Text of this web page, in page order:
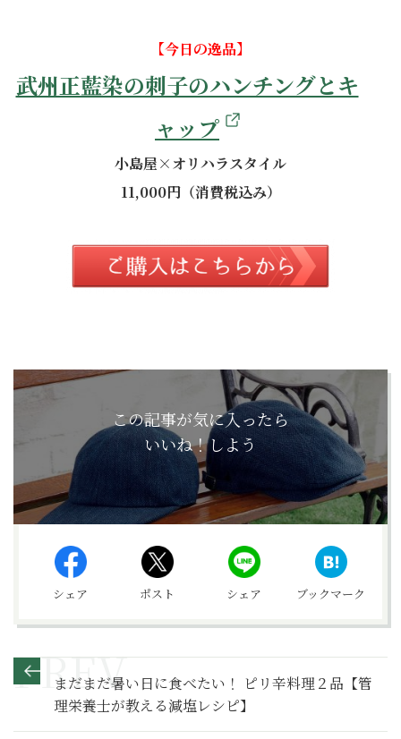
【今日の逸品】
武州正藍染の刺子のハンチングとキ
ャップ
小島屋×オリハラスタイル
11,000円（消費税込み）
この記事が気に入ったら
いいね！しよう
シェア ポスト シェア ブックマーク
まだまだ暑い日に食べたい！ ピリ辛料理２品【管
理栄養士が教える減塩レシピ】